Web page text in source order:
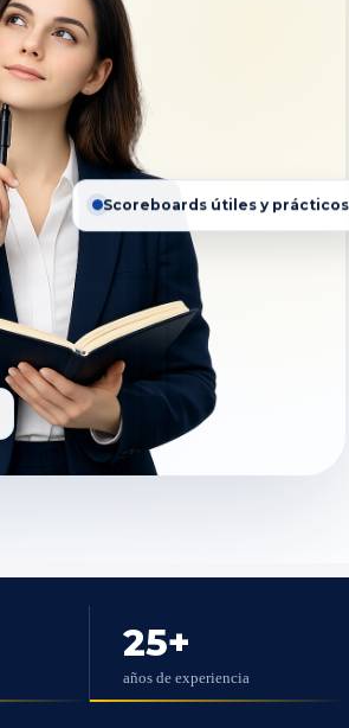
Scoreboards útiles y prácticos
25+
años de experiencia